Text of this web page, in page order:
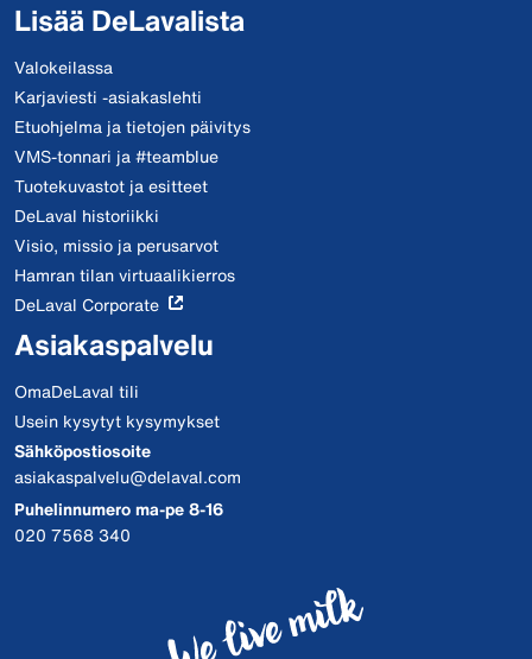
Lisää DeLavalista
Valokeilassa
Karjaviesti -asiakaslehti
Etuohjelma ja tietojen päivitys
VMS-tonnari ja #teamblue
Tuotekuvastot ja esitteet
DeLaval historiikki
Visio, missio ja perusarvot
Hamran tilan virtuaalikierros
DeLaval Corporate
Asiakaspalvelu
OmaDeLaval tili
Usein kysytyt kysymykset
Sähköpostiosoite
asiakaspalvelu@delaval.com
Puhelinnumero ma-pe 8-16
020 7568 340